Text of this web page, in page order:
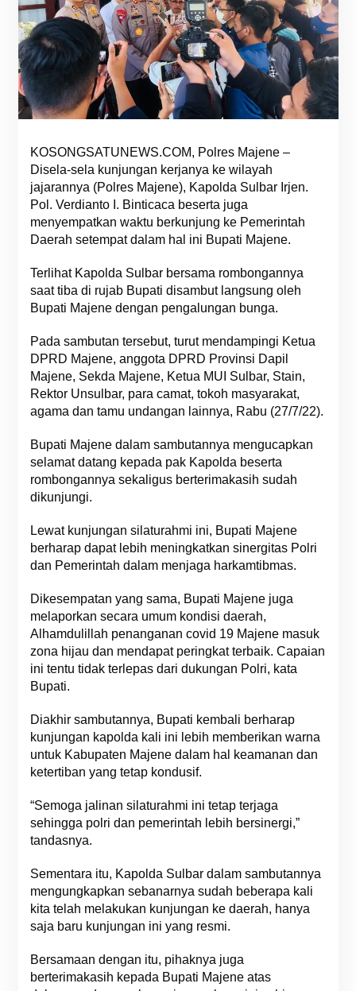
KOSONGSATUNEWS.COM, Polres Majene –
Disela-sela kunjungan kerjanya ke wilayah
jajarannya (Polres Majene), Kapolda Sulbar Irjen.
Pol. Verdianto I. Binticaca beserta juga
menyempatkan waktu berkunjung ke Pemerintah
Daerah setempat dalam hal ini Bupati Majene.
Terlihat Kapolda Sulbar bersama rombongannya
saat tiba di rujab Bupati disambut langsung oleh
Bupati Majene dengan pengalungan bunga.
Pada sambutan tersebut, turut mendampingi Ketua
DPRD Majene, anggota DPRD Provinsi Dapil
Majene, Sekda Majene, Ketua MUI Sulbar, Stain,
Rektor Unsulbar, para camat, tokoh masyarakat,
agama dan tamu undangan lainnya, Rabu (27/7/22).
Bupati Majene dalam sambutannya mengucapkan
selamat datang kepada pak Kapolda beserta
rombongannya sekaligus berterimakasih sudah
dikunjungi.
Lewat kunjungan silaturahmi ini, Bupati Majene
berharap dapat lebih meningkatkan sinergitas Polri
dan Pemerintah dalam menjaga harkamtibmas.
Dikesempatan yang sama, Bupati Majene juga
melaporkan secara umum kondisi daerah,
Alhamdulillah penanganan covid 19 Majene masuk
zona hijau dan mendapat peringkat terbaik. Capaian
ini tentu tidak terlepas dari dukungan Polri, kata
Bupati.
Diakhir sambutannya, Bupati kembali berharap
kunjungan kapolda kali ini lebih memberikan warna
untuk Kabupaten Majene dalam hal keamanan dan
ketertiban yang tetap kondusif.
“Semoga jalinan silaturahmi ini tetap terjaga
sehingga polri dan pemerintah lebih bersinergi,”
tandasnya.
Sementara itu, Kapolda Sulbar dalam sambutannya
mengungkapkan sebanarnya sudah beberapa kali
kita telah melakukan kunjungan ke daerah, hanya
saja baru kunjungan ini yang resmi.
Bersamaan dengan itu, pihaknya juga
berterimakasih kepada Bupati Majene atas